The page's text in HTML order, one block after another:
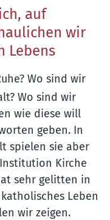
auf
wir
Lebens
Wo sind wir
Wo sind wir
wie diese will
geben. In
spielen sie aber
Kirche
sehr gelitten in
Leben
wir zeigen.